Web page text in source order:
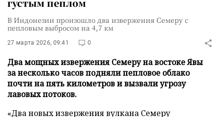
густым пеплом
В Индонезии произошло два извержения Семеру с
пепловым выбросом на 4,7 км
27 марта 2026, 09:41 0
Два мощных извержения Семеру на востоке Явы
за несколько часов подняли пепловое облако
почти на пять километров и вызвали угрозу
лавовых потоков.
«Два новых извержения вулкана Семеру